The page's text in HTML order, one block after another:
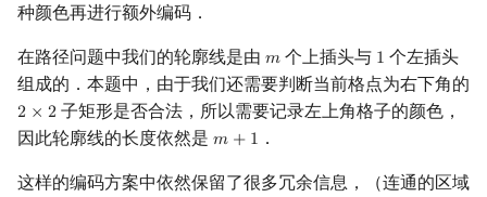
种颜色再进行额外编码．
在路径问题中我们的轮廓线是由 𝑚
m 个上插头与 1
1 个左插头
组成的．本题中，由于我们还需要判断当前格点为右下角的
2 × 2
2 ×2
子矩形是否合法，所以需要记录左上角格子的颜色，
因此轮廓线的长度依然是 𝑚 + 1
m +1 ．
这样的编码方案中依然保留了很多冗余信息，（连通的区域